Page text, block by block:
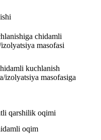
chidamli
masofasi
kuchlanish
izolyatsiya masofasiga
qarshilik oqimi
oqim